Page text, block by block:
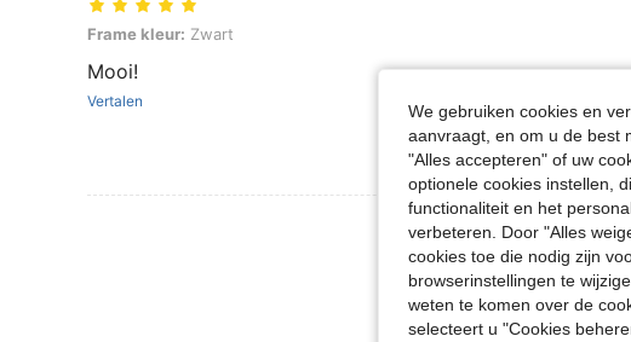
Frame kleur: Zwart
Frame kleur: Zwart
Mooi!
Vertalen
Meer Beoordelingen Bekijken
We gebruiken cookies en
aanvraagt, en om u de best
"Alles accepteren" of uw
optionele cookies instellen,
functionaliteit en het
verbeteren. Door "Alles
cookies toe die nodig zijn
browserinstellingen te
weten te komen over de
selecteert u "Cookies